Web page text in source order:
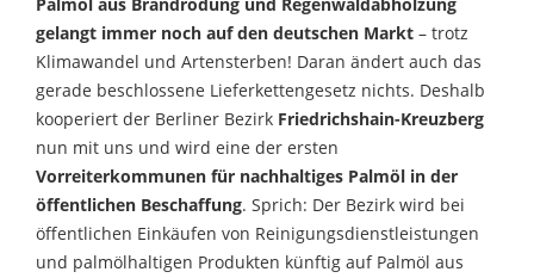
gelangt immer noch auf den deutschen Markt – trotz
Klimawandel und Artensterben! Daran ändert auch das
gerade beschlossene Lieferkettengesetz nichts. Deshalb
kooperiert der Berliner Bezirk Friedrichshain-Kreuzberg
nun mit uns und wird eine der ersten
Vorreiterkommunen für nachhaltiges Palmöl in der
öffentlichen Beschaffung. Sprich: Der Bezirk wird bei
öffentlichen Einkäufen von Reinigungsdienstleistungen
und palmölhaltigen Produkten künftig auf Palmöl aus